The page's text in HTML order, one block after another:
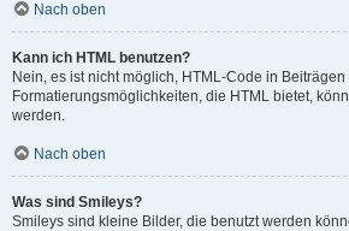
Nach oben
Kann ich HTML benutzen?
Nein, es ist nicht möglich, HTML-Code in
Formatierungsmöglichkeiten, die HTML bietet,
werden.
Nach oben
Was sind Smileys?
Smileys sind kleine Bilder, die benutzt werden